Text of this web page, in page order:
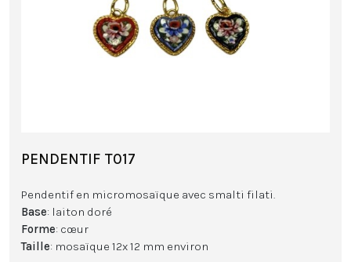
PENDENTIF T017
Pendentif en micromosaïque avec smalti filati.
Base: laiton doré
Forme: cœur
Taille: mosaïque 12x 12 mm environ